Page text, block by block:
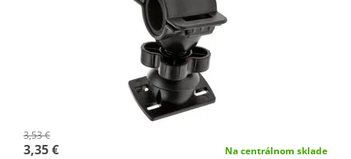
3,53 €
3,35 € Na centrálnom sklade